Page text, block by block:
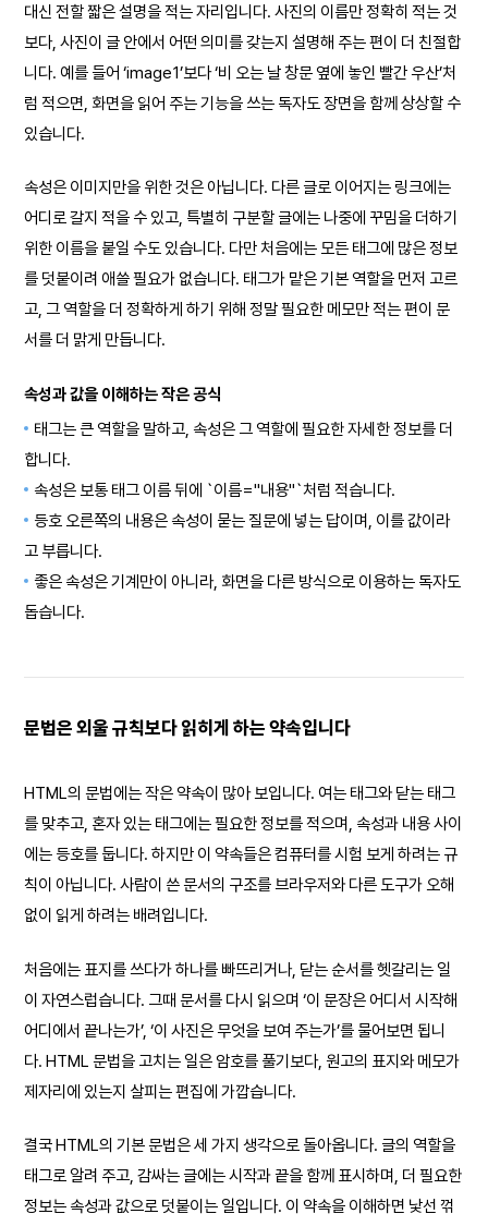
대신 전할 짧은 설명을 적는 자리입니다. 사진의 이름만 정확히 적는 것
보다, 사진이 글 안에서 어떤 의미를 갖는지 설명해 주는 편이 더 친절합
니다. 예를 들어 ‘image1’보다 ‘비 오는 날 창문 옆에 놓인 빨간 우산’처
럼 적으면, 화면을 읽어 주는 기능을 쓰는 독자도 장면을 함께 상상할 수
있습니다.
속성은 이미지만을 위한 것은 아닙니다. 다른 글로 이어지는 링크에는
어디로 갈지 적을 수 있고, 특별히 구분할 글에는 나중에 꾸밈을 더하기
위한 이름을 붙일 수도 있습니다. 다만 처음에는 모든 태그에 많은 정보
를 덧붙이려 애쓸 필요가 없습니다. 태그가 맡은 기본 역할을 먼저 고르
고, 그 역할을 더 정확하게 하기 위해 정말 필요한 메모만 적는 편이 문
서를 더 맑게 만듭니다.
속성과 값을 이해하는 작은 공식
태그는 큰 역할을 말하고, 속성은 그 역할에 필요한 자세한 정보를 더
합니다.
속성은 보통 태그 이름 뒤에 `이름="내용"`처럼 적습니다.
등호 오른쪽의 내용은 속성이 묻는 질문에 넣는 답이며, 이를 값이라
고 부릅니다.
좋은 속성은 기계만이 아니라, 화면을 다른 방식으로 이용하는 독자도
돕습니다.
문법은 외울 규칙보다 읽히게 하는 약속입니다
HTML의 문법에는 작은 약속이 많아 보입니다. 여는 태그와 닫는 태그
를 맞추고, 혼자 있는 태그에는 필요한 정보를 적으며, 속성과 내용 사이
에는 등호를 둡니다. 하지만 이 약속들은 컴퓨터를 시험 보게 하려는 규
칙이 아닙니다. 사람이 쓴 문서의 구조를 브라우저와 다른 도구가 오해
없이 읽게 하려는 배려입니다.
처음에는 표지를 쓰다가 하나를 빠뜨리거나, 닫는 순서를 헷갈리는 일
이 자연스럽습니다. 그때 문서를 다시 읽으며 ‘이 문장은 어디서 시작해
어디에서 끝나는가’, ‘이 사진은 무엇을 보여 주는가’를 물어보면 됩니
다. HTML 문법을 고치는 일은 암호를 풀기보다, 원고의 표지와 메모가
제자리에 있는지 살피는 편집에 가깝습니다.
결국 HTML의 기본 문법은 세 가지 생각으로 돌아옵니다. 글의 역할을
태그로 알려 주고, 감싸는 글에는 시작과 끝을 함께 표시하며, 더 필요한
정보는 속성과 값으로 덧붙이는 일입니다. 이 약속을 이해하면 낯선 꺾